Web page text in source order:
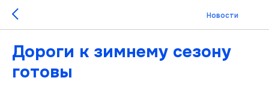
Новости
Дороги к зимнему сезону
готовы